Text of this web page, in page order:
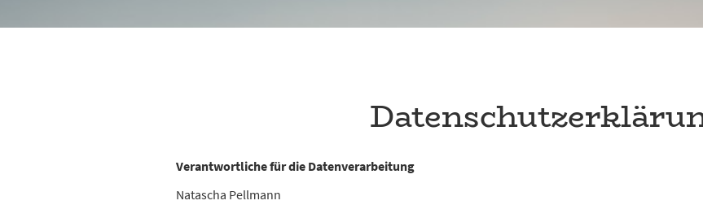
Verantwortliche für die Datenverarbeitung
Natascha Pellmann